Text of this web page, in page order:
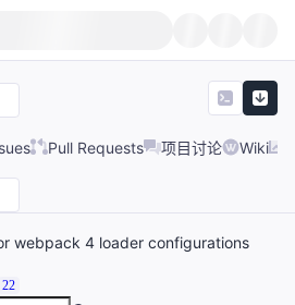
Pull Requests 项目讨论 Wiki
webpack 4 loader configurations
22